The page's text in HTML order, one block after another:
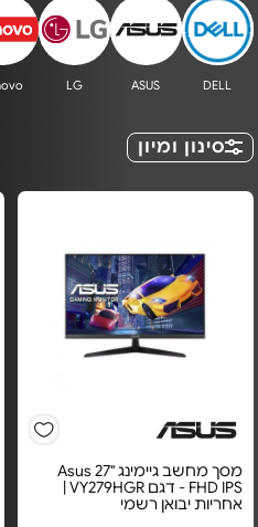
DELL
ASUS
LG
סינון ומיון
מסך מחשב גיימינג ''27 Asus
FHD IPS - דגם VY279HGR |
אחריות יבואן רשמי